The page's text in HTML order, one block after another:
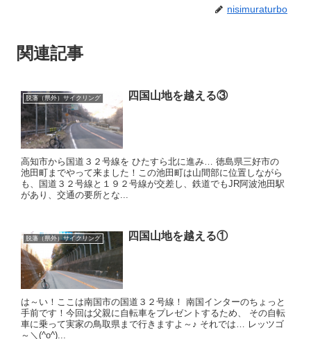
nisimuraturbo
関連記事
脱藩（県外）サイクリング 四国山地を越える③
高知市から国道３２号線を ひたすら北に進み… 徳島県三好市の
池田町までやって来ました！ ​ この池田町は山間部に位置しながら
も、国道３２号線と１９２号線が交差し、鉄道でもJR阿波池田駅
があり、交通の要所とな...
脱藩（県外）サイクリング 四国山地を越える①
は～い！ここは南国市の国道３２号線！ 南国インターのちょっと
手前です！ ​ 今回は父親に自転車をプレゼントするため、 その自転
車に乗って実家の鳥取県まで行きますよ～♪ それでは… レッツゴ
～＼(^o^)...